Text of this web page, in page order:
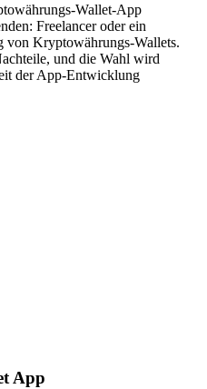
Wallet-App
Freelancer oder ein
Kryptowährungs-Wallets.
und die Wahl wird
der App-Entwicklung
App